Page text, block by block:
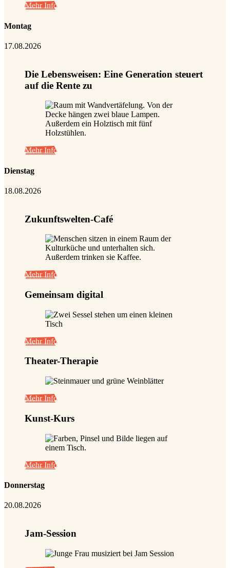
Mehr Info
Montag
17.08.2026
Die Lebensweisen: Eine Generation steuert
auf die Rente zu
Mehr Info
Dienstag
18.08.2026
Zukunftswelten-Café
Mehr Info
Gemeinsam digital
Mehr Info
Theater-Therapie
Mehr Info
Kunst-Kurs
Mehr Info
Donnerstag
20.08.2026
Jam-Session